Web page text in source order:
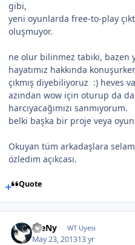
gibi,
yeni oyunlarda free-to-play
oluşmuyor.
ne olur bilinmez tabiki, bazen
hayatımız hakkında
çıkmış diyebiliyoruz :) heves
azından wow için oturup da
harcıyacağımızı sanmıyorum.
belki başka bir proje veya oyun
Okuyan tüm arkadaşlara
özledim açıkcası.
Quote
WeNy WT Uyesi
May 23, 201313 yr